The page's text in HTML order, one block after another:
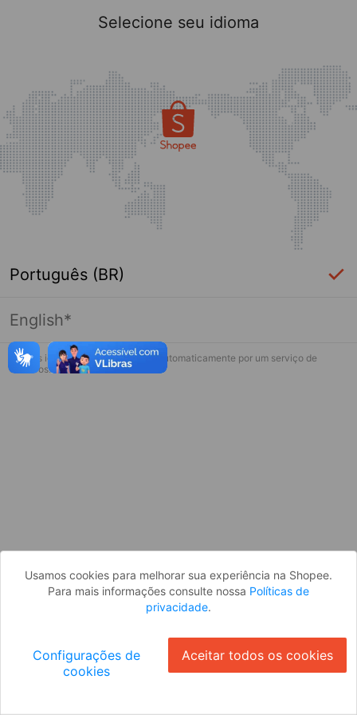
Página indisponível
Desculpe, algo deu errado. Faça login
Selecione seu idioma
Português (BR)
English*
* Esses idiomas serão traduzidos automaticamente por um serviço de
terceiros.
Usamos cookies para melhorar sua experiência na Shopee.
Para mais informações consulte nossa Políticas de
privacidade.
Configurações de
cookies
Aceitar todos os cookies